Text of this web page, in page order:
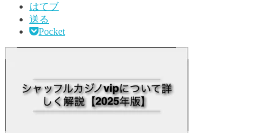
はてブ
送る
Pocket